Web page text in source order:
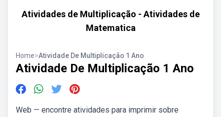
Atividades de Multiplicação - Atividades de
Matematica
Home>Atividade De Multiplicação 1 Ano
Atividade De Multiplicação 1 Ano
Web — encontre atividades para imprimir sobre